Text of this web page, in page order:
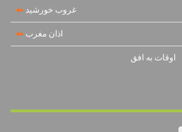
غروب خورشید
اذان مغرب
اوقات به افق